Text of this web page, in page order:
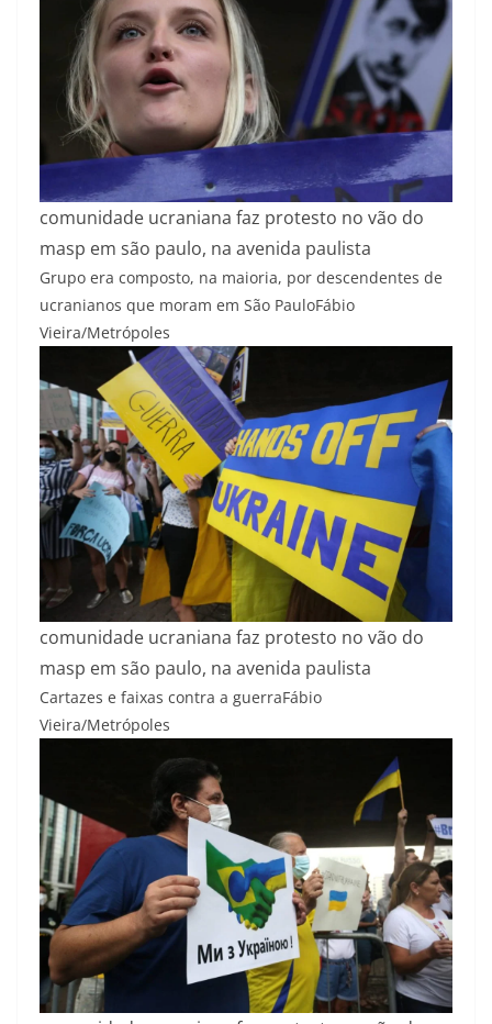
comunidade ucraniana faz protesto no vão do
masp em são paulo, na avenida paulista
Grupo era composto, na maioria, por descendentes de
ucranianos que moram em São PauloFábio
Vieira/Metrópoles
comunidade ucraniana faz protesto no vão do
masp em são paulo, na avenida paulista
Cartazes e faixas contra a guerraFábio
Vieira/Metrópoles